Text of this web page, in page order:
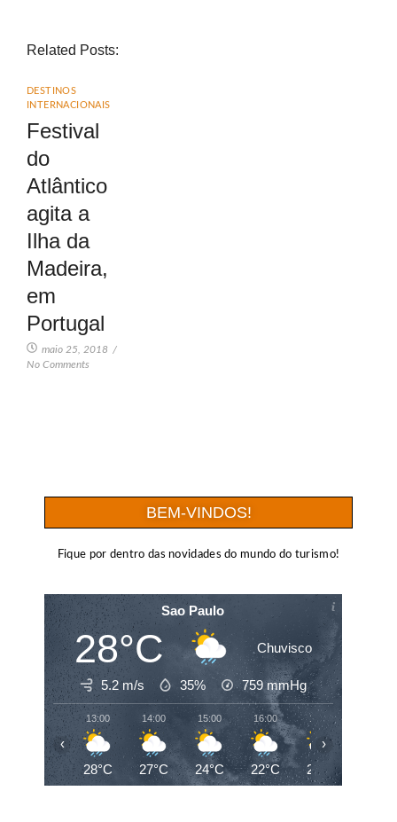
Related Posts:
DESTINOS
INTERNACIONAIS
Festival
do
Atlântico
agita a
Ilha da
Madeira,
em
Portugal
maio 25, 2018 /
No Comments
BEM-VINDOS!
Fique por dentro das novidades do mundo do turismo!
Sao Paulo
28°C Chuvisco
5.2 m/s 35% 759mmHg
13:00
28°C
14:00
27°C
15:00
24°C
16:00
22°C
17:00
21°C
‹ ›